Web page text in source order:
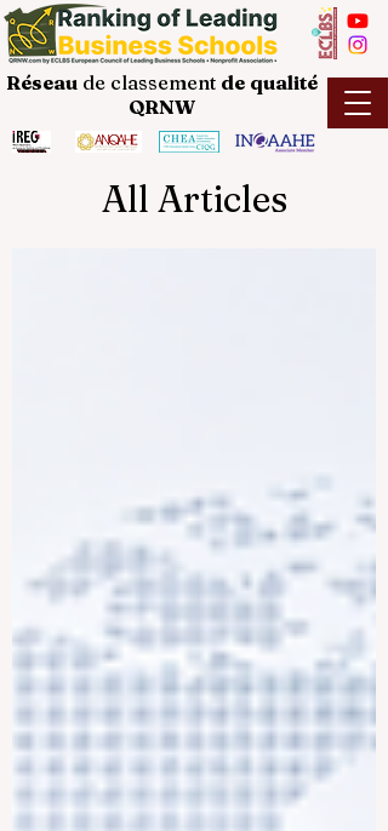
Réseau de classement de qualité
QRNW
All Articles